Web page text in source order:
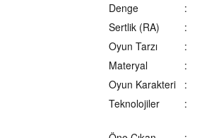
Denge
Sertlik (RA)
Oyun Tarzı
Materyal
Oyun Karakteri
Teknolojiler